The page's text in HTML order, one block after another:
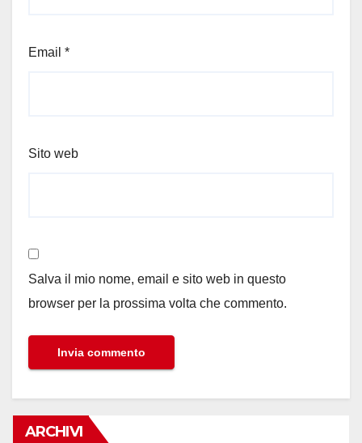
Email *
Sito web
Salva il mio nome, email e sito web in questo
browser per la prossima volta che commento.
ARCHIVI